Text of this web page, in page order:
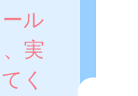
ル
実
く